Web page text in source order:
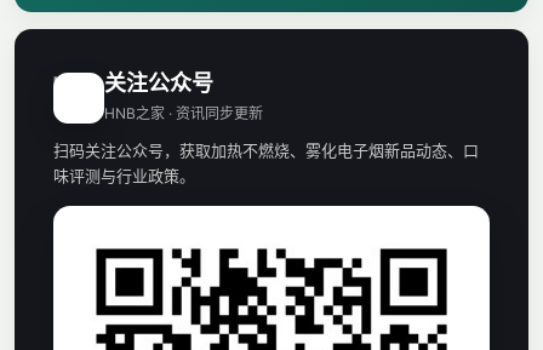
H 关注公众号
HNB之家 · 资讯同步更新
扫码关注公众号，获取加热不燃烧、雾化电子烟新品动态、口
味评测与行业政策。